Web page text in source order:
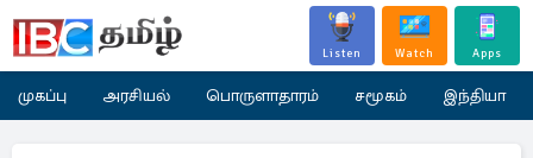
Listen Watch Apps
முகப்பு அரசியல் பொருளாதாரம் சமூகம் இந்தியா